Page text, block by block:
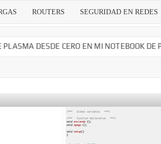
–
Dvr –
ROUTERS SEGURIDAD EN REDES
DESDE CERO EN MI NOTEBOOK DE